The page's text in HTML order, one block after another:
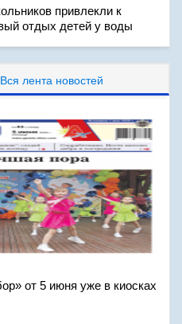
привлекли к
отдых детей у воды
лента новостей
от 5 июня уже в киосках